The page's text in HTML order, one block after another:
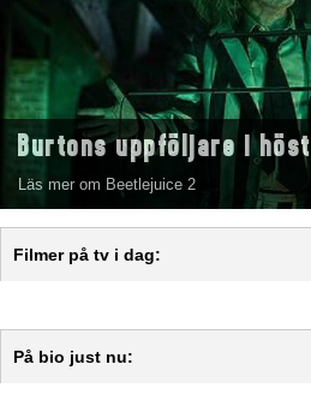
Burtons uppföljare i höst
Läs mer om Beetlejuice 2
Filmer på tv i dag:
På bio just nu: